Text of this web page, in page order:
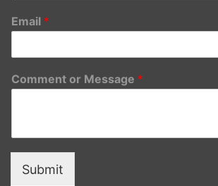
Email *
Comment or Message *
Submit